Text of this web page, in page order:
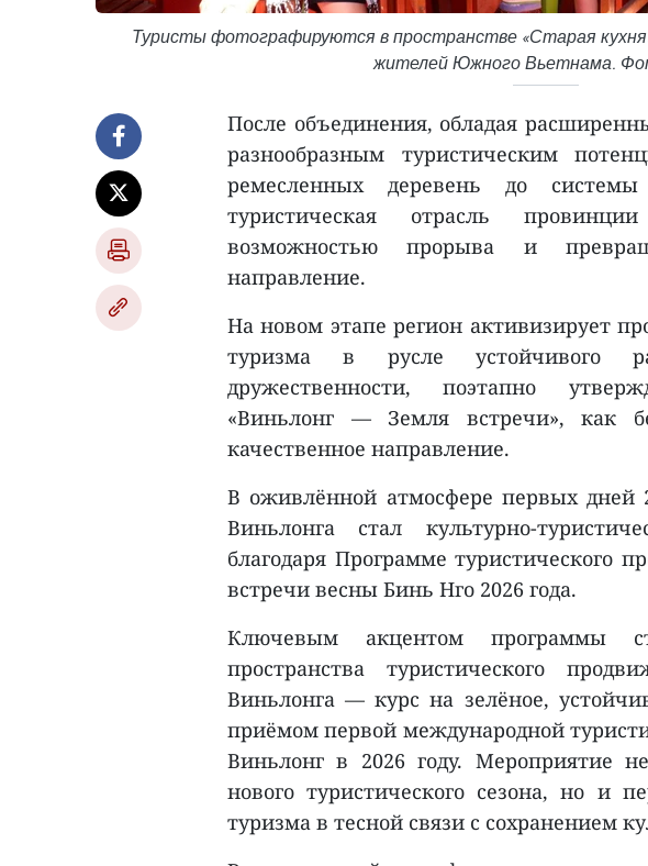
Туристы фотографируются в пространстве «Старая
жителей Южного Вьетнама.
После объединения, обладая
разнообразным туристическим
ремесленных деревень до
туристическая отрасль
возможностью прорыва и
направление.
На новом этапе регион активизирует
туризма в русле устойчивого
дружественности, поэтапно
«Виньлонг — Земля встречи», как
качественное направление.
В оживлённой атмосфере первых дней
Виньлонга стал культурно-
благодаря Программе туристического
встречи весны Бинь Нго 2026 года.
Ключевым акцентом программы
пространства туристического
Виньлонга — курс на зелёное,
приёмом первой международной
Виньлонг в 2026 году. Мероприятие
нового туристического сезона, но и
туризма в тесной связи с сохранением